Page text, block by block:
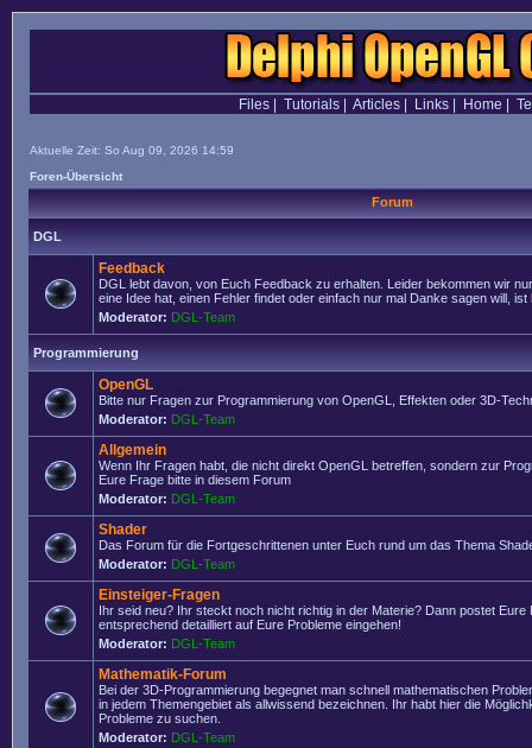
Files| Tutorials| Articles| Links| Home
Aktuelle Zeit: So Aug 09, 2026 14:59
Foren-Übersicht
Forum
DGL
Feedback
DGL lebt davon, von Euch Feedback zu erhalten. Leider bekommen wir
eine Idee hat, einen Fehler findet oder einfach nur mal Danke sagen will, ist
Moderator: DGL-Team
Programmierung
OpenGL
Bitte nur Fragen zur Programmierung von OpenGL, Effekten oder 3D-
Moderator: DGL-Team
Allgemein
Wenn Ihr Fragen habt, die nicht direkt OpenGL betreffen, sondern zur
Eure Frage bitte in diesem Forum
Moderator: DGL-Team
Shader
Das Forum für die Fortgeschrittenen unter Euch rund um das Thema
Moderator: DGL-Team
Einsteiger-Fragen
Ihr seid neu? Ihr steckt noch nicht richtig in der Materie? Dann postet Eure
entsprechend detailliert auf Eure Probleme eingehen!
Moderator: DGL-Team
Mathematik-Forum
Bei der 3D-Programmierung begegnet man schnell mathematischen
in jedem Themengebiet als allwissend bezeichnen. Ihr habt hier die
Probleme zu suchen.
Moderator: DGL-Team